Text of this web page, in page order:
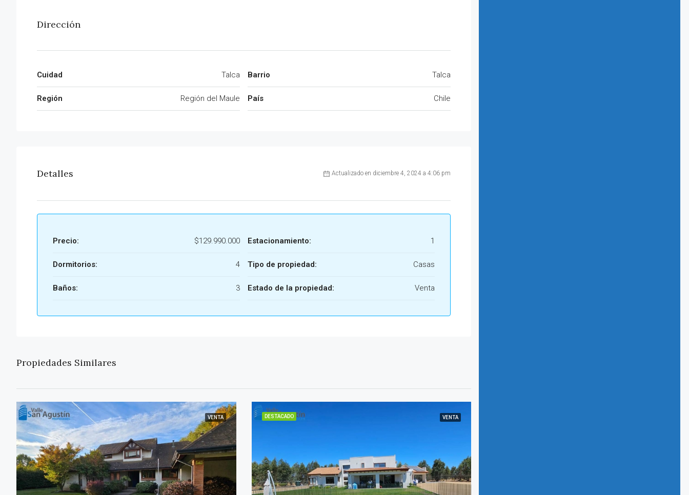
Dirección
Cuidad Talca
Región Región del Maule
Barrio Talca
País Chile
Detalles Actualizado en diciembre 4, 2024 a 4:06 pm
Precio: $129.990.000
Dormitorios: 4
Baños: 3
Estacionamiento: 1
Tipo de propiedad: Casas
Estado de la propiedad: Venta
Propiedades Similares
VENTA DESTACADO VENTA